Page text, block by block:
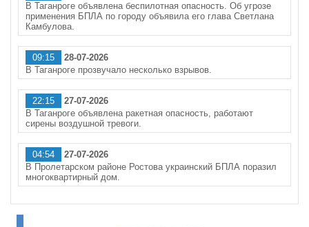
В Таганроге объявлена беспилотная опасность. Об угрозе
применения БПЛА по городу объявила его глава Светлана
Камбулова.
09:15
28-07-2026
В Таганроге прозвучало несколько взрывов.
22:15
27-07-2026
В Таганроге объявлена ракетная опасность, работают
сирены воздушной тревоги.
04:54
27-07-2026
В Пролетарском районе Ростова украинский БПЛА поразил
многоквартирный дом.